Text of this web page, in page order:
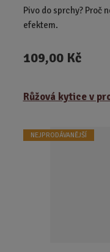
Pivo do sprchy? Proč
efektem.
109,00 Kč
Růžová kytice v
NEJPRODÁVANĚJŠÍ